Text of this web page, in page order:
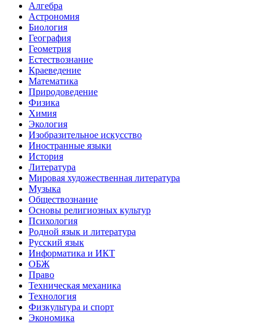
Алгебра
Астрономия
Биология
География
Геометрия
Естествознание
Краеведение
Математика
Природоведение
Физика
Химия
Экология
Изобразительное искусство
Иностранные языки
История
Литература
Мировая художественная литература
Музыка
Обществознание
Основы религиозных культур
Психология
Родной язык и литература
Русский язык
Информатика и ИКТ
ОБЖ
Право
Техническая механика
Технология
Физкультура и спорт
Экономика